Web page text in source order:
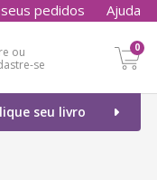
pedidos Ajuda
ou
se
0
seu livro